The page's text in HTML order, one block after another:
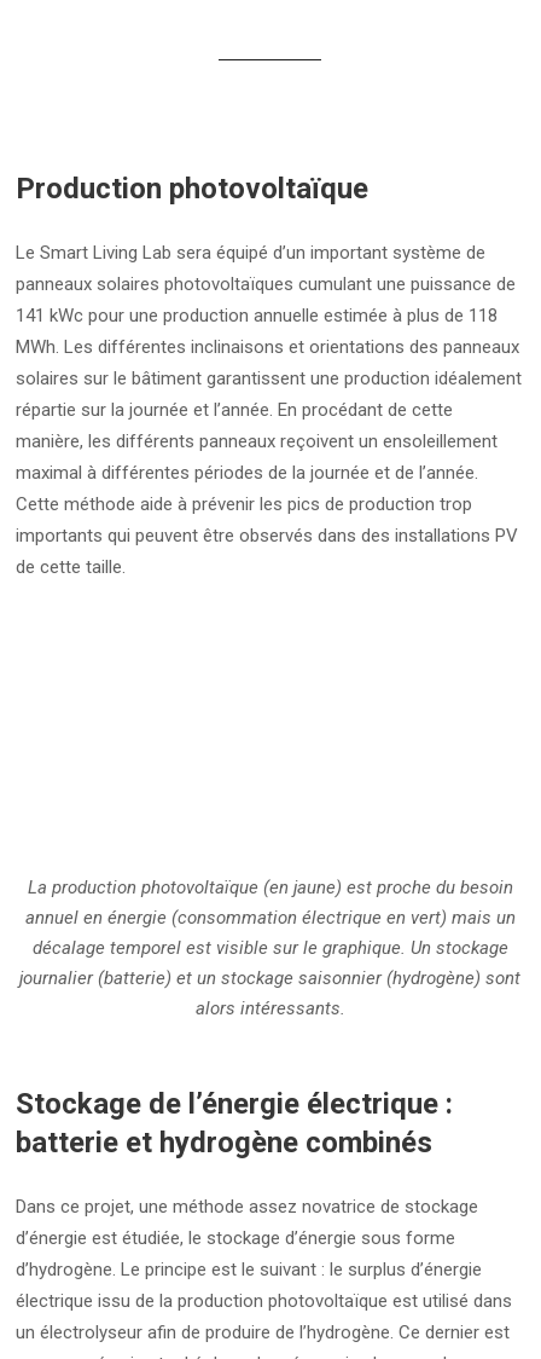
Production photovoltaïque
Le Smart Living Lab sera équipé d’un important système de
panneaux solaires photovoltaïques cumulant une puissance de
141 kWc pour une production annuelle estimée à plus de 118
MWh. Les différentes inclinaisons et orientations des panneaux
solaires sur le bâtiment garantissent une production idéalement
répartie sur la journée et l’année. En procédant de cette
manière, les différents panneaux reçoivent un ensoleillement
maximal à différentes périodes de la journée et de l’année.
Cette méthode aide à prévenir les pics de production trop
importants qui peuvent être observés dans des installations PV
de cette taille.
La production photovoltaïque (en jaune) est proche du besoin
annuel en énergie (consommation électrique en vert) mais un
décalage temporel est visible sur le graphique. Un stockage
journalier (batterie) et un stockage saisonnier (hydrogène) sont
alors intéressants.
Stockage de l’énergie électrique :
batterie et hydrogène combinés
Dans ce projet, une méthode assez novatrice de stockage
d’énergie est étudiée, le stockage d’énergie sous forme
d’hydrogène. Le principe est le suivant : le surplus d’énergie
électrique issu de la production photovoltaïque est utilisé dans
un électrolyseur afin de produire de l’hydrogène. Ce dernier est